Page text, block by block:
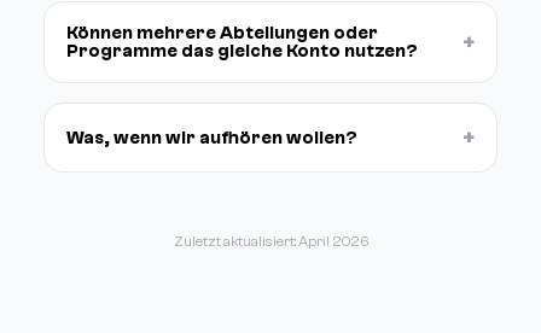
Können mehrere Abteilungen oder
Programme das gleiche Konto nutzen?
+
Was, wenn wir aufhören wollen? +
Zuletzt aktualisiert: April 2026